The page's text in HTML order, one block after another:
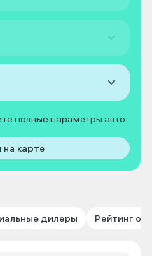
полные параметры авто
карте
дилеры Рейтинг